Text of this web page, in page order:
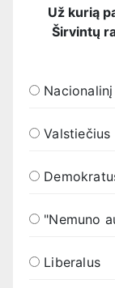
Už kurią
Širvintų
"Nemuno
Liberalus